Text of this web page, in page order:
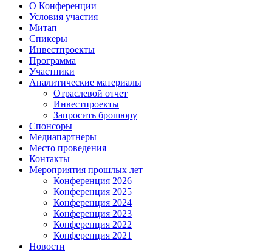
О Конференции
Условия участия
Митап
Спикеры
Инвестпроекты
Программа
Участники
Аналитические материалы
Отраслевой отчет
Инвестпроекты
Запросить брошюру
Спонсоры
Медиапартнеры
Место проведения
Контакты
Мероприятия прошлых лет
Конференция 2026
Конференция 2025
Конференция 2024
Конференция 2023
Конференция 2022
Конференция 2021
Новости